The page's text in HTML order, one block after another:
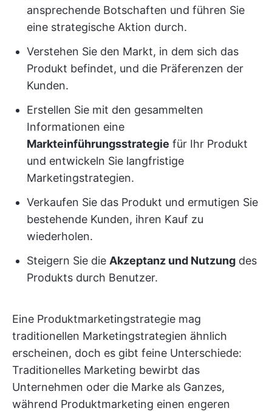
ansprechende Botschaften und führen Sie
eine strategische Aktion durch.
Verstehen Sie den Markt, in dem sich das
Produkt befindet, und die Präferenzen der
Kunden.
Erstellen Sie mit den gesammelten
Informationen eine
Markteinführungsstrategie für Ihr Produkt
und entwickeln Sie langfristige
Marketingstrategien.
Verkaufen Sie das Produkt und ermutigen Sie
bestehende Kunden, ihren Kauf zu
wiederholen.
Steigern Sie die Akzeptanz und Nutzung des
Produkts durch Benutzer.
Eine Produktmarketingstrategie mag
traditionellen Marketingstrategien ähnlich
erscheinen, doch es gibt feine Unterschiede:
Traditionelles Marketing bewirbt das
Unternehmen oder die Marke als Ganzes,
während Produktmarketing einen engeren